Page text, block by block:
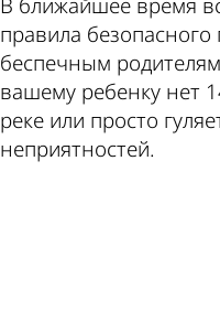
В ближайшее время
правила
беспечным
вашему ребенку нет
реке или просто
неприятностей.
по